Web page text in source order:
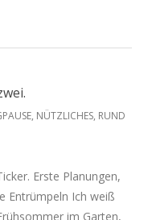
, NÜTZLICHES, RUND
Erste Planungen,
Entrümpeln Ich weiß
im Garten,